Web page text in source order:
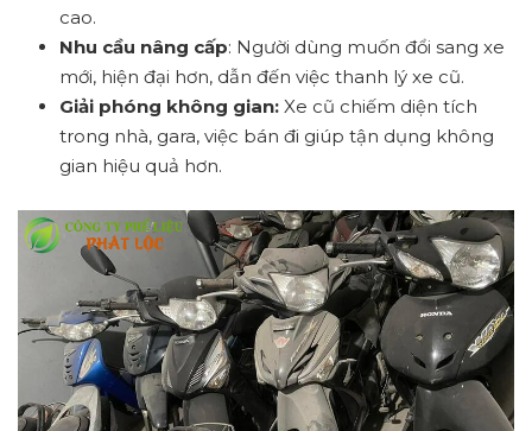
cao.
Nhu cầu nâng cấp: Người dùng muốn đổi sang xe
mới, hiện đại hơn, dẫn đến việc thanh lý xe cũ.
Giải phóng không gian: Xe cũ chiếm diện tích
trong nhà, gara, việc bán đi giúp tận dụng không
gian hiệu quả hơn.